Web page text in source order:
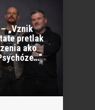
„Vznik
pretlak
ako